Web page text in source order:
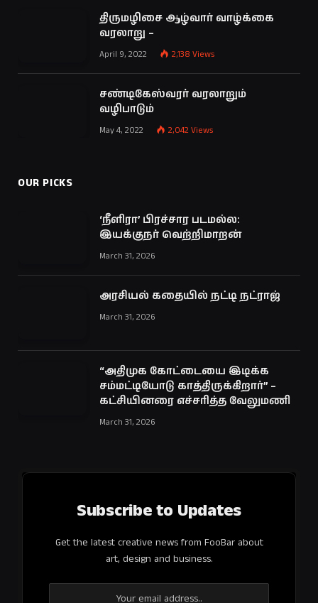
திருமழிசை ஆழ்வார் வாழ்க்கை
வரலாறு –
April 9, 2022 2,138 Views
சண்டிகேஸ்வரர் வரலாறும்
வழிபாடும்
May 4, 2022 2,042 Views
OUR PICKS
‘நீளிரா’ பிரச்சார படமல்ல:
இயக்குநர் வெற்றிமாறன்
March 31, 2026
அரசியல் கதையில் நட்டி நட்ராஜ்
March 31, 2026
“அதிமுக கோட்டையை இடிக்க
சம்மட்டியோடு காத்திருக்கிறார்” –
கட்சியினரை எச்சரித்த வேலுமணி
March 31, 2026
Subscribe to Updates
Get the latest creative news from FooBar about
art, design and business.